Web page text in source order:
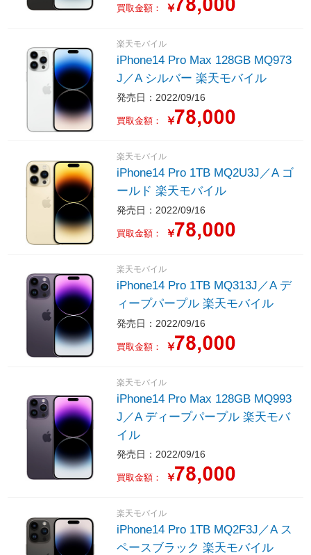
買取金額： ￥
楽天モバイル
iPhone14 Pro Max 128GB MQ973
J／A シルバー 楽天モバイル
発売日：2022/09/16
買取金額： ￥
楽天モバイル
iPhone14 Pro 1TB MQ2U3J／A ゴ
ールド 楽天モバイル
発売日：2022/09/16
買取金額： ￥
楽天モバイル
iPhone14 Pro 1TB MQ313J／A デ
ィープパープル 楽天モバイル
発売日：2022/09/16
買取金額： ￥
楽天モバイル
iPhone14 Pro Max 128GB MQ993
J／A ディープパープル 楽天モバ
イル
発売日：2022/09/16
買取金額： ￥
楽天モバイル
iPhone14 Pro 1TB MQ2F3J／A ス
ペースブラック 楽天モバイル